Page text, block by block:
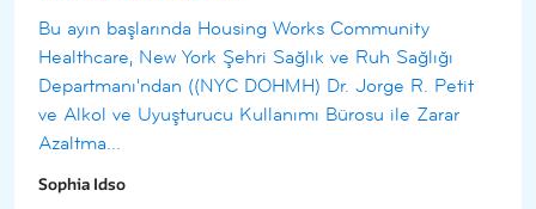
Bu ayın başlarında Housing Works Community
Healthcare, New York Şehri Sağlık ve Ruh Sağlığı
Departmanı'ndan ((NYC DOHMH) Dr. Jorge R. Petit
ve Alkol ve Uyuşturucu Kullanımı Bürosu ile Zarar
Azaltma...
Sophia Idso